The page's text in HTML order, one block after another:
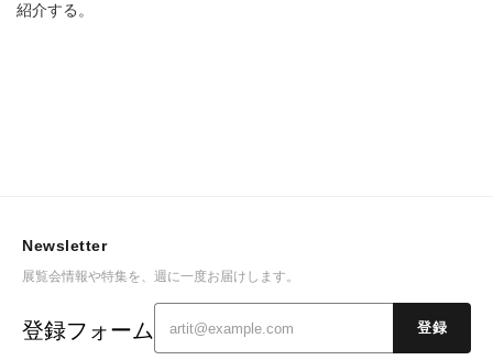
紹介する。
Newsletter
展覧会情報や特集を、週に一度お届けします。
登録フォーム 登録